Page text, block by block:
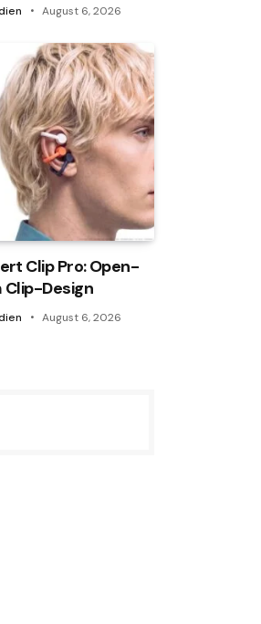
August 6, 2026
Clip Pro: Open-
Clip-Design
August 6, 2026